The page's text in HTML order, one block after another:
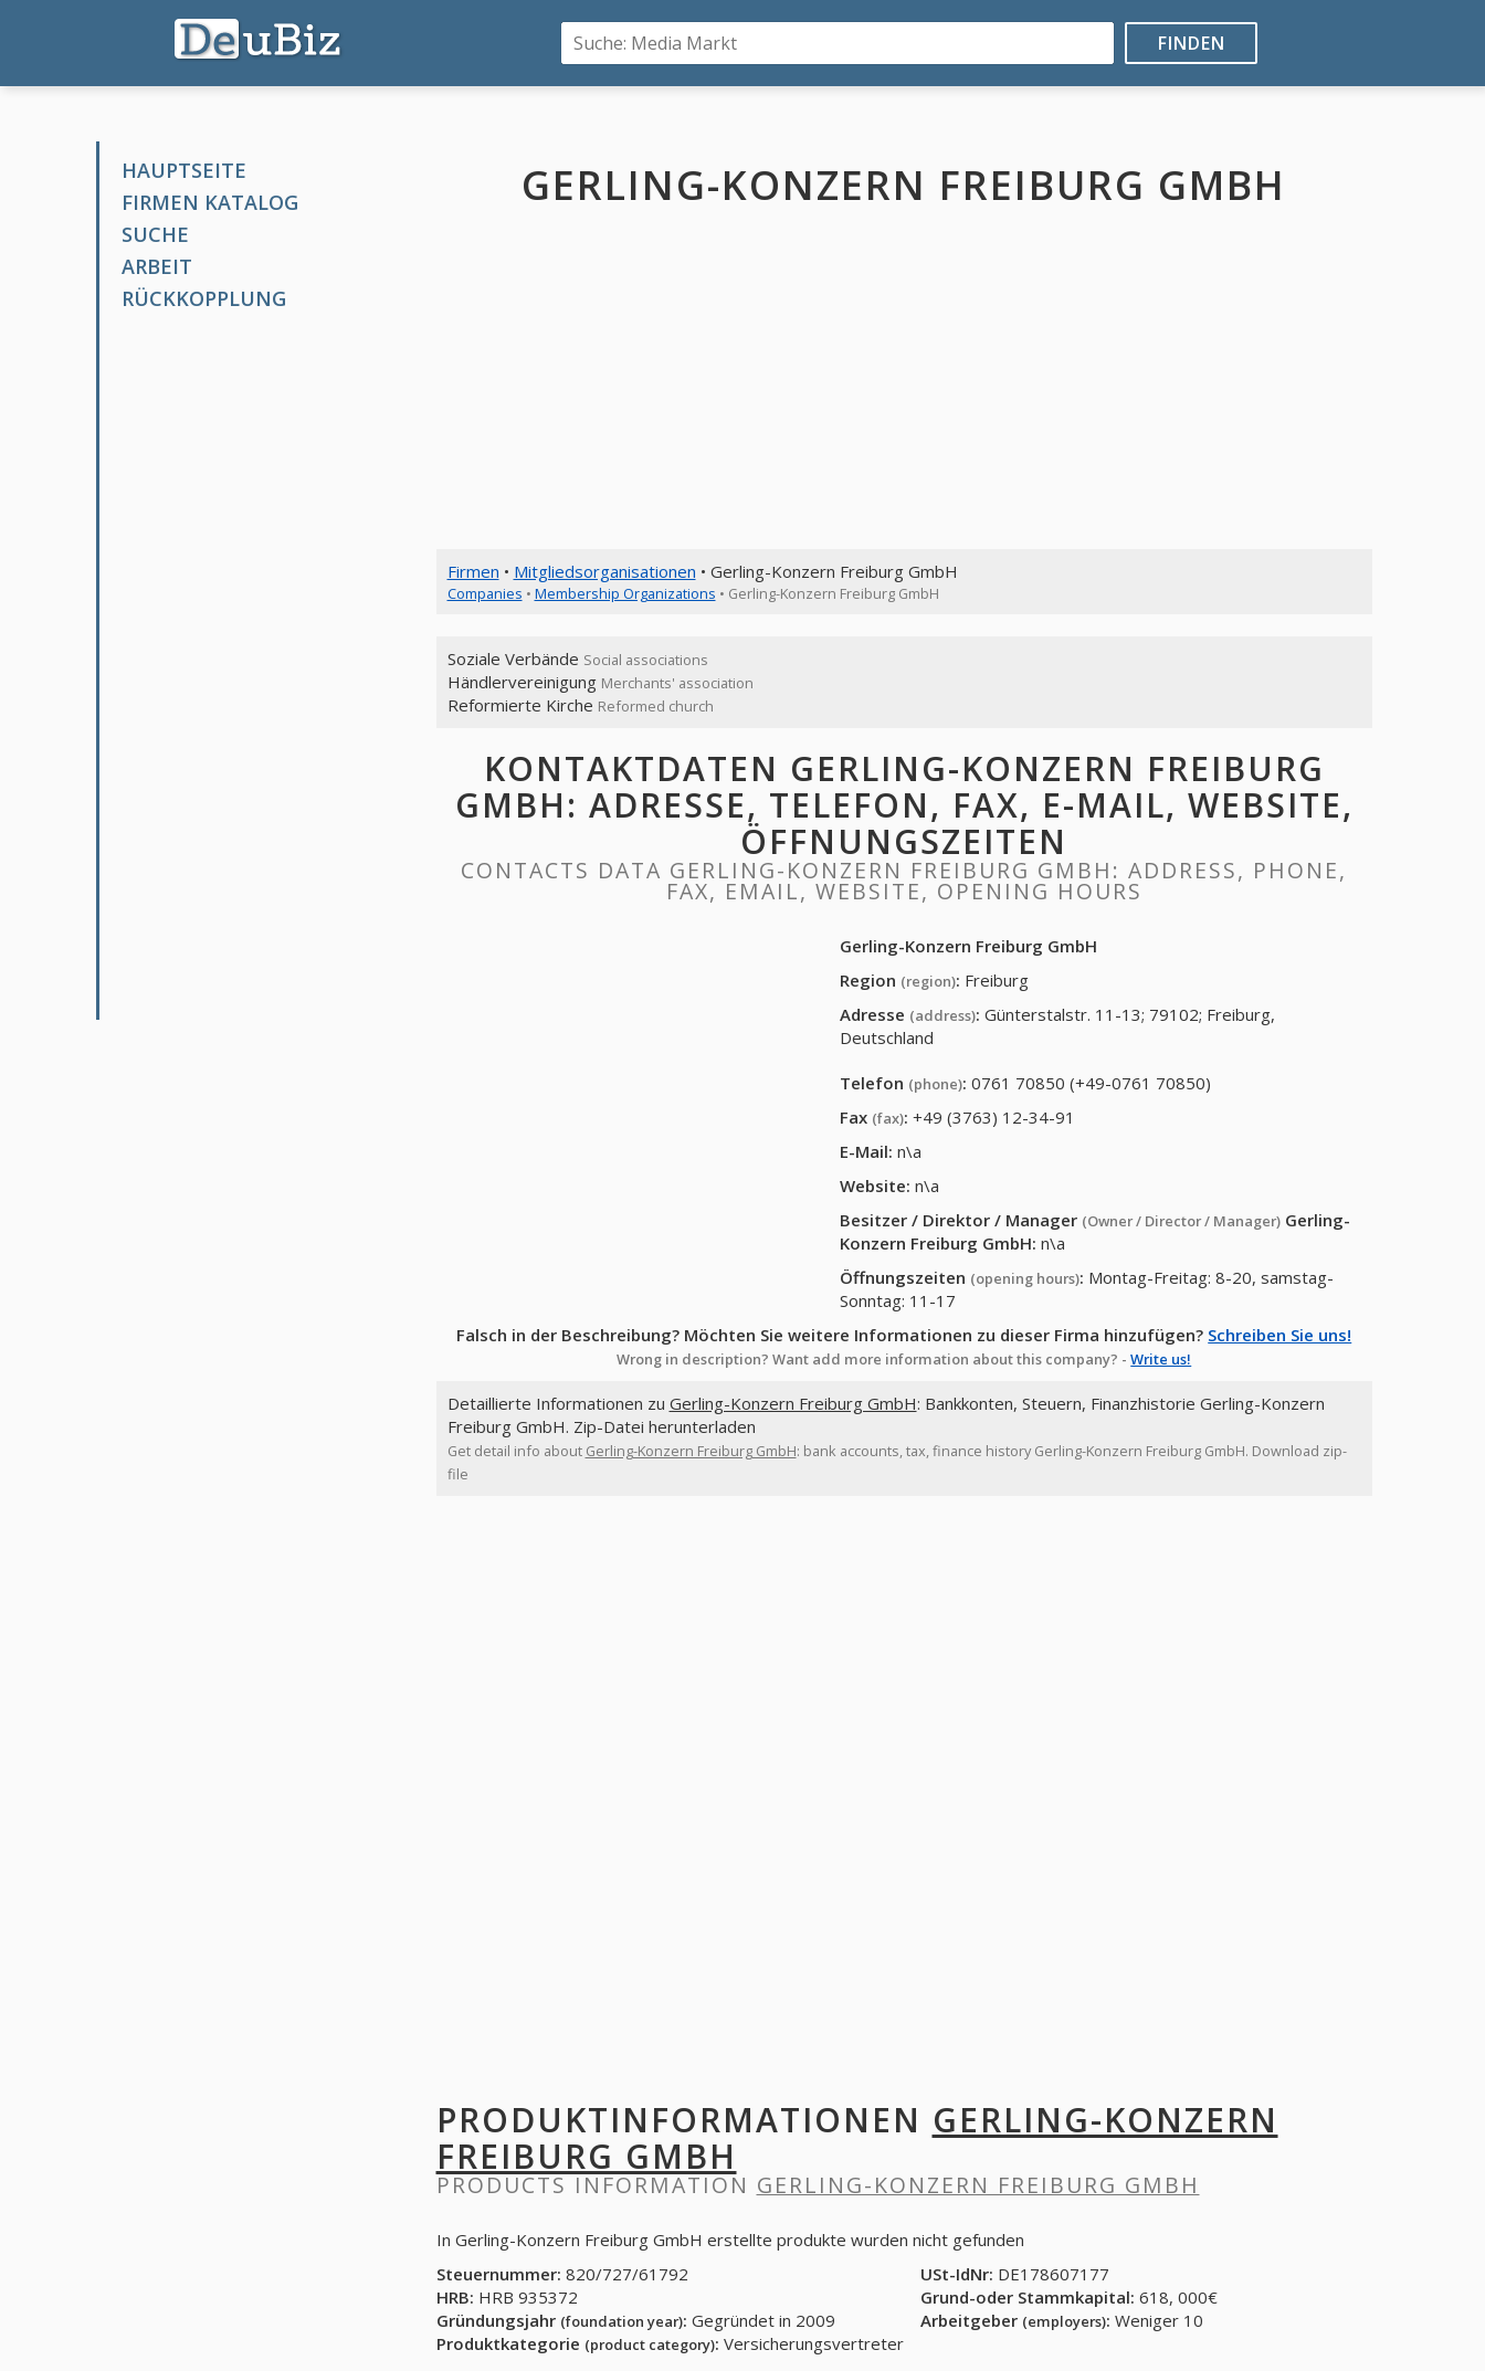
FINDEN
HAUPTSEITE
FIRMEN KATALOG
SUCHE
ARBEIT
RÜCKKOPPLUNG
GERLING-KONZERN FREIBURG GMBH
Firmen • Mitgliedsorganisationen • Gerling-Konzern Freiburg GmbH
Companies • Membership Organizations • Gerling-Konzern Freiburg GmbH
Soziale Verbände Social associations
Händlervereinigung Merchants' association
Reformierte Kirche Reformed church
KONTAKTDATEN GERLING-KONZERN FREIBURG
GMBH: ADRESSE, TELEFON, FAX, E-MAIL, WEBSITE,
ÖFFNUNGSZEITEN
CONTACTS DATA GERLING-KONZERN FREIBURG GMBH: ADDRESS, PHONE,
FAX, EMAIL, WEBSITE, OPENING HOURS
Gerling-Konzern Freiburg GmbH
Region (region): Freiburg
Adresse (address): Günterstalstr. 11-13; 79102; Freiburg,
Deutschland
Telefon (phone): 0761 70850 (+49-0761 70850)
Fax (fax): +49 (3763) 12-34-91
E-Mail: n\a
Website: n\a
Besitzer / Direktor / Manager (Owner / Director / Manager) Gerling-
Konzern Freiburg GmbH: n\a
Öffnungszeiten (opening hours): Montag-Freitag: 8-20, samstag-
Sonntag: 11-17
Falsch in der Beschreibung? Möchten Sie weitere Informationen zu dieser Firma hinzufügen? Schreiben Sie uns!
Wrong in description? Want add more information about this company? -Write us!
Detaillierte Informationen zu Gerling-Konzern Freiburg GmbH: Bankkonten, Steuern, Finanzhistorie Gerling-Konzern
Freiburg GmbH. Zip-Datei herunterladen
Get detail info about Gerling-Konzern Freiburg GmbH: bank accounts, tax, finance history Gerling-Konzern Freiburg GmbH. Download zip-
file
PRODUKTINFORMATIONEN GERLING-KONZERN
FREIBURG GMBH
PRODUCTS INFORMATION GERLING-KONZERN FREIBURG GMBH
In Gerling-Konzern Freiburg GmbH erstellte produkte wurden nicht gefunden
Steuernummer: 820/727/61792 USt-IdNr: DE178607177
HRB: HRB 935372 Grund-oder Stammkapital: 618, 000€
Gründungsjahr (foundation year): Gegründet in 2009 Arbeitgeber (employers): Weniger 10
Produktkategorie (product category): Versicherungsvertreter